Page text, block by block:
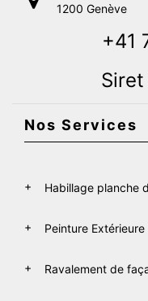
1200 Genève
+41
Nos Services
Habillage planche
Peinture Extérieure
Ravalement de